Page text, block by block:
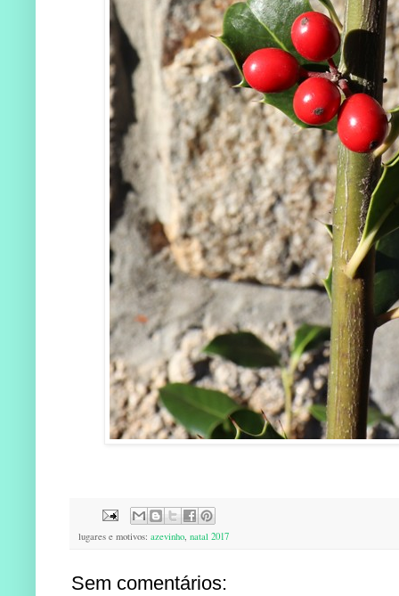
lugares e motivos: azevinho, natal 2017
Sem comentários: